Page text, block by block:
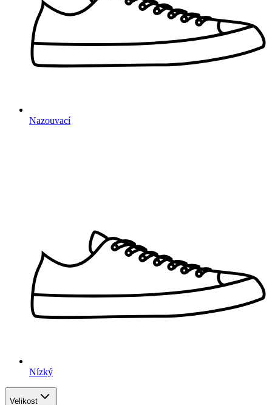
Nazouvací
Nízký
Velikost